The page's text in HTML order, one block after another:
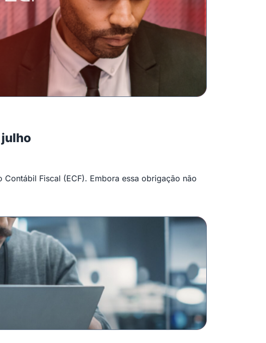
julho
Fiscal (ECF). Embora essa obrigação não